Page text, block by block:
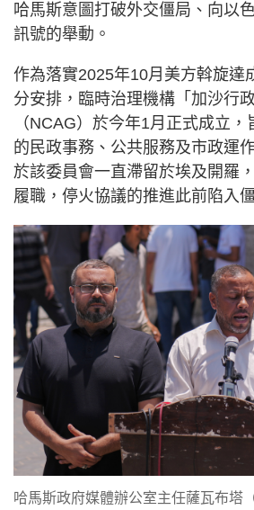
哈馬斯意圖打破外交僵局、向以
訊號的舉動。
作為落實2025年10月美方斡旋達
分安排，臨時治理機構「加沙行
（NCAG）於今年1月正式成立
的民政事務、公共服務及市政運
於該委員會一直滯留於埃及開羅
履職，停火協議的推進此前陷入
哈馬斯政府媒體辦公室主任薩瓦布塔